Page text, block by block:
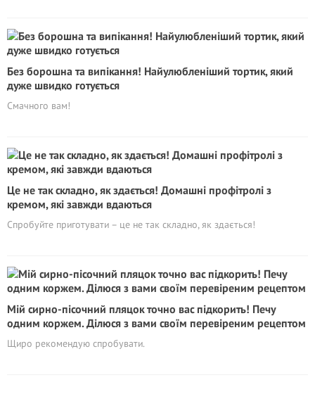
Без борошна та випікання! Найулюбленіший тортик, який
дуже швидко готується
Смачного вам!
Це не так складно, як здається! Домашні профітролі з
кремом, які завжди вдаються
Спробуйте приготувати – це не так складно, як здається!
Мій сирно-пісочний пляцок точно вас підкорить! Печу
одним коржем. Ділюся з вами своїм перевіреним рецептом
Щиро рекомендую спробувати.